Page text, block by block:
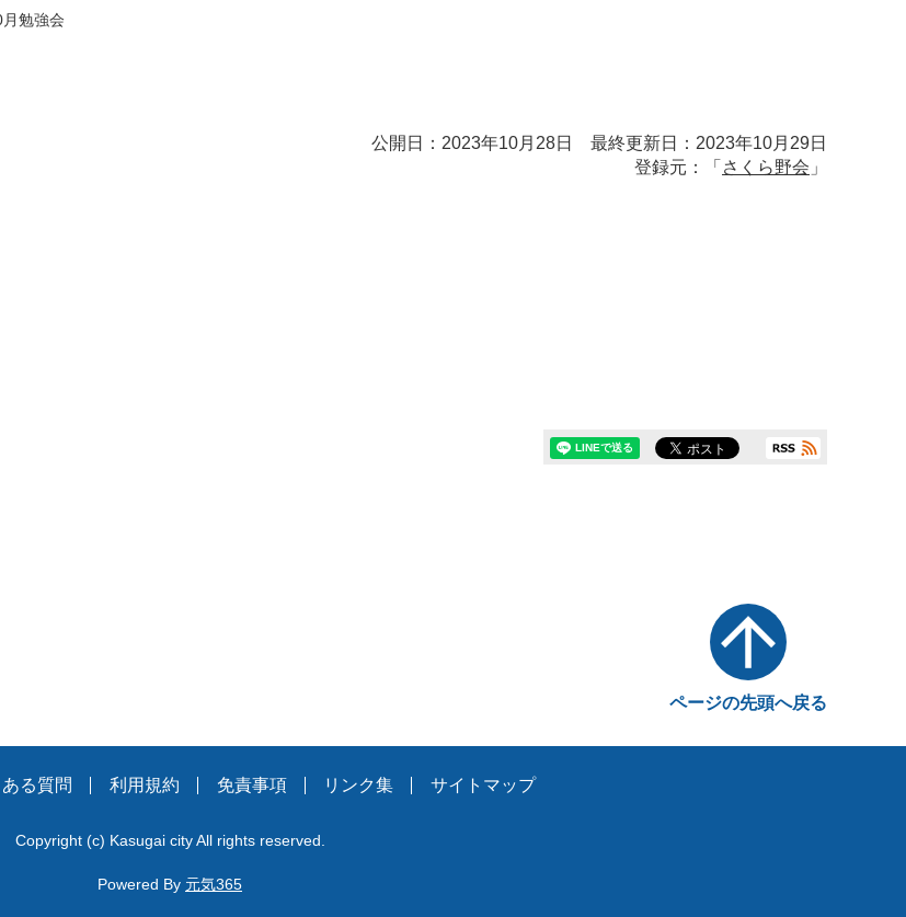
月勉強会
公開日：2023年10月28日 最終更新日：2023年10月29日
登録元：「 さくら野会 」
ページの先頭へ戻る
る質問 利用規約 免責事項 リンク集 サイトマップ
Copyright (c) Kasugai city All rights reserved.
Powered By 元気365